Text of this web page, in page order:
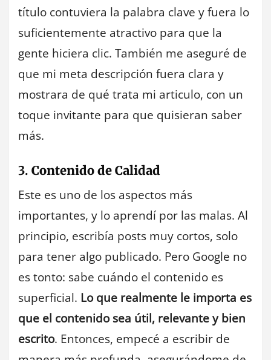
título contuviera la palabra clave y fuera lo
suficientemente atractivo para que la
gente hiciera clic. También me aseguré de
que mi meta descripción fuera clara y
mostrara de qué trata mi articulo, con un
toque invitante para que quisieran saber
más.
3. Contenido de Calidad
Este es uno de los aspectos más
importantes, y lo aprendí por las malas. Al
principio, escribía posts muy cortos, solo
para tener algo publicado. Pero Google no
es tonto: sabe cuándo el contenido es
superficial. Lo que realmente le importa es
que el contenido sea útil, relevante y bien
escrito. Entonces, empecé a escribir de